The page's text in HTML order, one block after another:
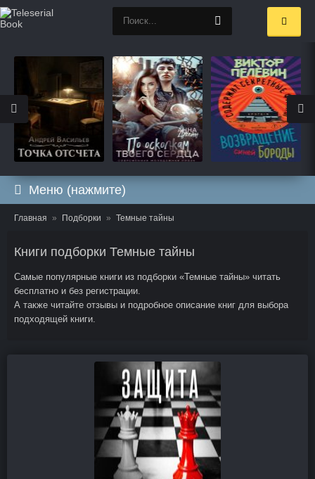
Меню (нажмите)
Главная Подборки Темные тайны
Книги подборки Темные тайны
Самые популярные книги из подборки «Темные тайны» читать
бесплатно и без регистрации.
А также читайте отзывы и подробное описание книг для выбора
подходящей книги.